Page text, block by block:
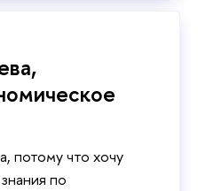
потому что хочу
по